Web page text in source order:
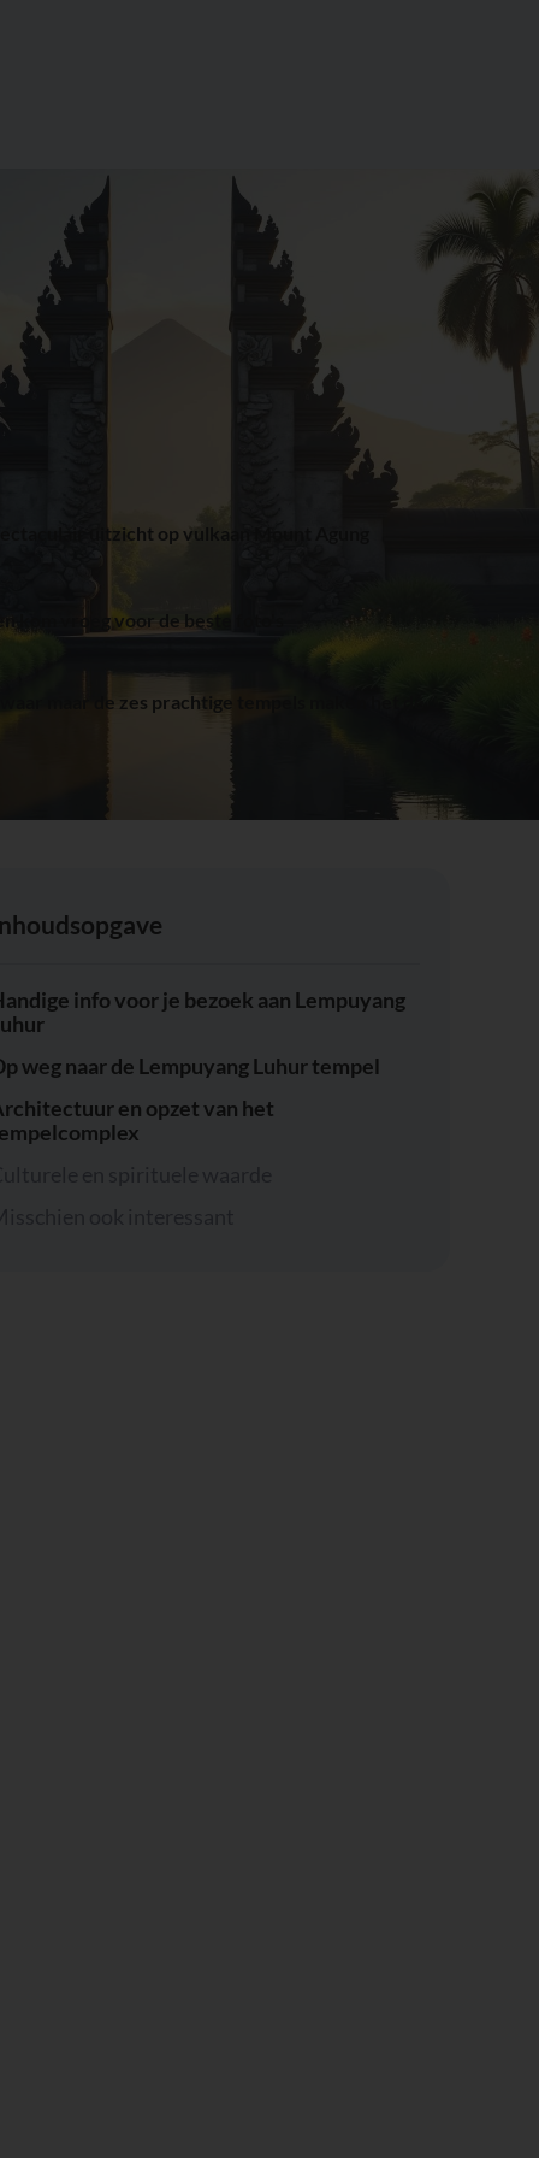
uitzicht op vulkaan Mount Agung
kom vroeg voor de beste foto's
maar de zes prachtige tempels maken het de
info voor je bezoek aan Lempuyang
weg naar de Lempuyang Luhur tempel
en opzet van het